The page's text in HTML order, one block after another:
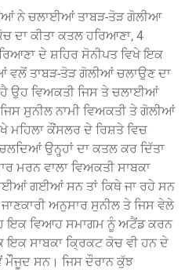
ਨੇ ਚਲਾਈਆਂ ਤਾਬੜ-ਤੋੜ ਗੋਲੀਆ
ਦਾ ਕੀਤਾ ਕਤਲ ਹਰਿਆਣਾ, 4
ਦੇ ਸ਼ਹਿਰ ਸੋਨੀਪਤ ਵਿਖੇ ਇਕ
ਵਲੋਂ ਤਾਬੜ-ਤੋੜ ਗੋਲੀਆਂ ਚਲਾਉਣ ਦਾ
ਉਹ ਵਿਅਕਤੀ ਜਿਸ ਤੇ ਚਲਾਈਆਂ
ਸੁਨੀਲ ਨਾਮੀ ਵਿਅਕਤੀ ਤੇ ਗੋਲੀਆਂ
ਕੌਂਸਲਰ ਦੇ ਰਿਸ਼ਤੇ ਵਿਚ
ਉਨ੍ਹ੍ਹਾਂ ਦਾ ਕਤਲ ਕਰ ਦਿੱਤਾ
ਮਰਨ ਵਾਲਾ ਵਿਅਕਤੀ ਸਾਬਕਾ
ਗਈਆਂ ਸਨ ਤਾਂ ਕਿਥੇ ਜਾ ਰਹੇ ਸਨ
ਅਨੁਸਾਰ ਸੁਨੀਲ ਤੇ ਜਿਸ ਵੇਲੇ
ਵਿਆਹ ਸਮਾਗਮ ਨੂੰ ਅਟੈਂਡ ਕਰਨ
ਇਕ ਸਾਬਕਾ ਕ੍ਰਿਕਟ ਕੋਚ ਵੀ ਹਨ ਦੇ
ਮੌੌਜੂਦ ਸਨ। ਜਿਸ ਦੌਰਾਨ ਕੁੱਝ